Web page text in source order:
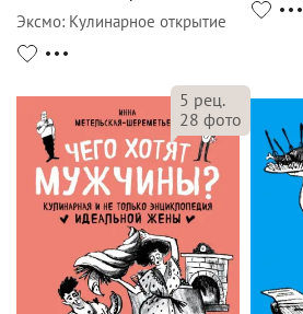
Эксмо: Кулинарное открытие
5 рец.
28 фото